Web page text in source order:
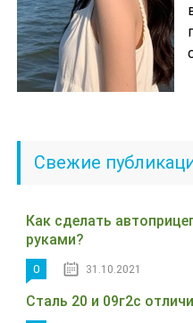
Свежие
Как сделать
руками?
0 31.10.2021
Сталь 20 и 09г2с